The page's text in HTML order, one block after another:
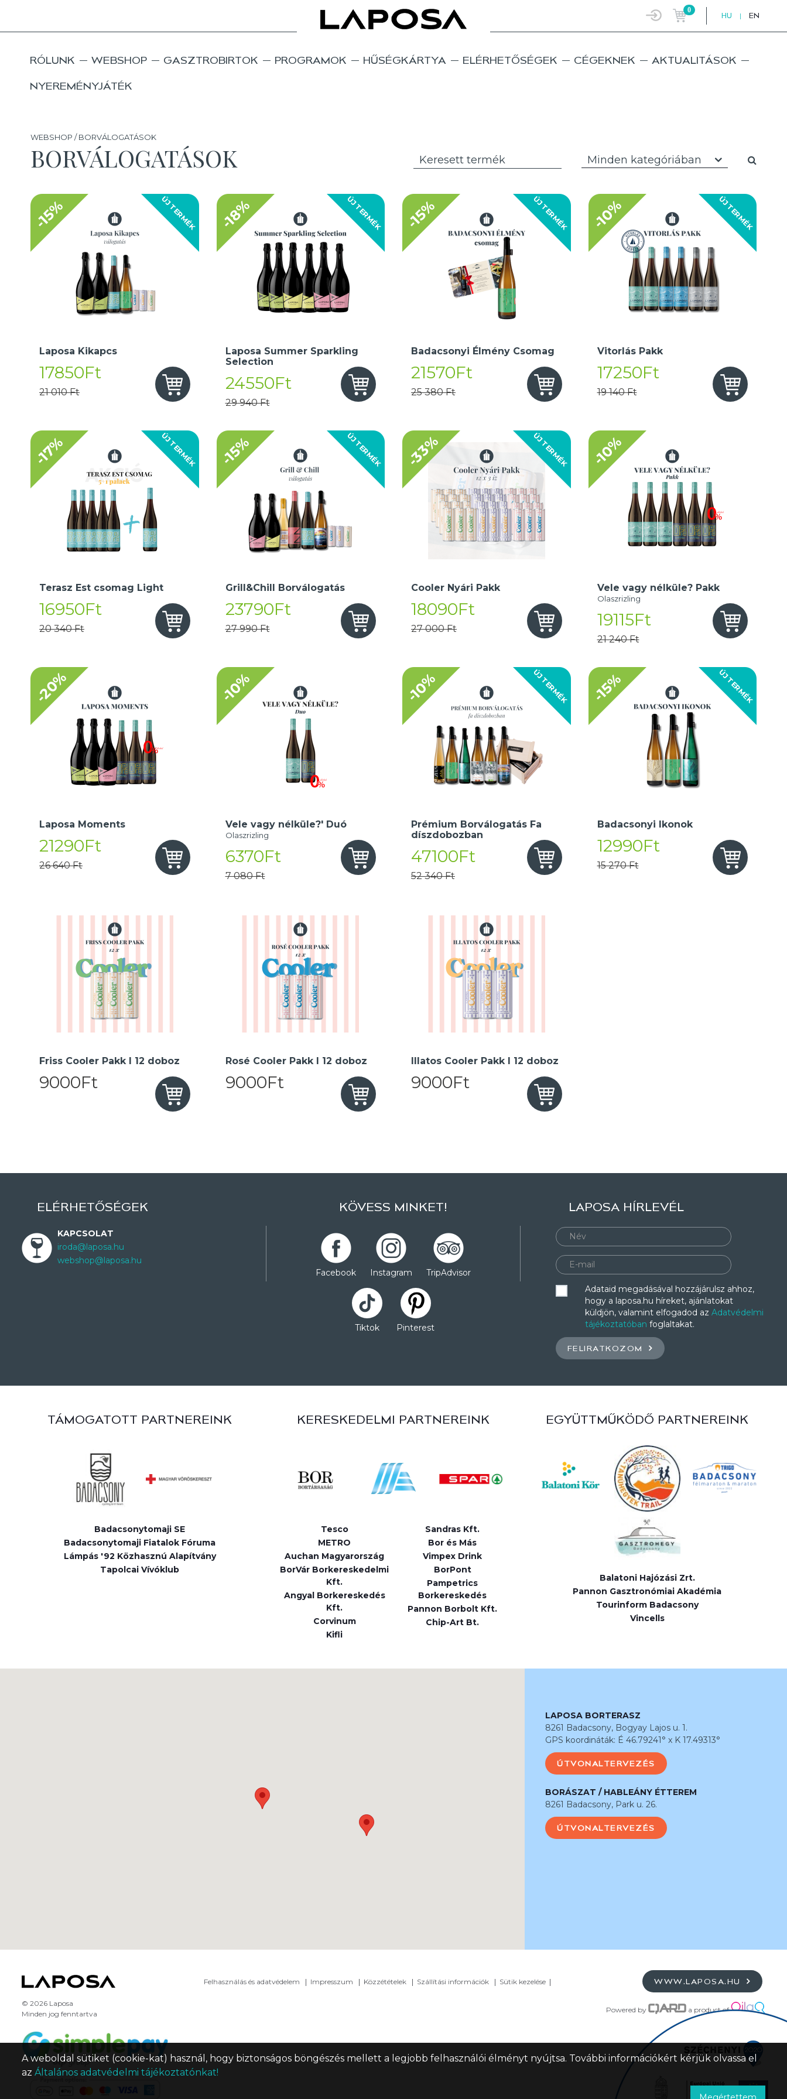
0
HU | EN
RÓLUNK WEBSHOP GASZTROBIRTOK PROGRAMOK HŰSÉGKÁRTYA ELÉRHETŐSÉGEK CÉGEKNEK AKTUALITÁSOK
NYEREMÉNYJÁTÉK
WEBSHOP / BORVÁLOGATÁSOK
BORVÁLOGATÁSOK Minden kategóriában
ÚJ TERMÉK
-15%
Laposa Kikapcs
17850Ft
21 010 Ft
ÚJ TERMÉK
-18%
Laposa Summer Sparkling
Selection
24550Ft
29 940 Ft
ÚJ TERMÉK
-15%
Badacsonyi Élmény Csomag
21570Ft
25 380 Ft
ÚJ TERMÉK
-10%
Vitorlás Pakk
17250Ft
19 140 Ft
ÚJ TERMÉK
-17%
Terasz Est csomag Light
16950Ft
20 340 Ft
ÚJ TERMÉK
-15%
Grill&Chill Borválogatás
23790Ft
27 990 Ft
ÚJ TERMÉK
-33%
Cooler Nyári Pakk
18090Ft
27 000 Ft
-10%
Vele vagy nélküle? Pakk
Olaszrizling
19115Ft
21 240 Ft
-20%
Laposa Moments
21290Ft
26 640 Ft
-10%
Vele vagy nélküle?' Duó
Olaszrizling
6370Ft
7 080 Ft
ÚJ TERMÉK
-10%
Prémium Borválogatás Fa
díszdobozban
47100Ft
52 340 Ft
ÚJ TERMÉK
-15%
Badacsonyi Ikonok
12990Ft
15 270 Ft
Friss Cooler Pakk I 12 doboz
9000Ft
Rosé Cooler Pakk I 12 doboz
9000Ft
Illatos Cooler Pakk I 12 doboz
9000Ft
ELÉRHETŐSÉGEK
KAPCSOLAT
iroda@laposa.hu
webshop@laposa.hu
KÖVESS MINKET!
Facebook Instagram TripAdvisor
Tiktok Pinterest
LAPOSA HÍRLEVÉL
Adataid megadásával hozzájárulsz ahhoz,
hogy a laposa.hu híreket, ajánlatokat
küldjön, valamint elfogadod az Adatvédelmi
tájékoztatóban foglaltakat.
FELIRATKOZOM
TÁMOGATOTT PARTNEREINK
Badacsonytomaji SE
Badacsonytomaji Fiatalok Fóruma
Lámpás '92 Közhasznú Alapítvány
Tapolcai Vívóklub
KERESKEDELMI PARTNEREINK
Tesco
METRO
Auchan Magyarország
BorVár Borkereskedelmi
Kft.
Angyal Borkereskedés
Kft.
Corvinum
Kifli
Sandras Kft.
Bor és Más
Vimpex Drink
BorPont
Pampetrics
Borkereskedés
Pannon Borbolt Kft.
Chip-Art Bt.
EGYÜTTMŰKÖDŐ PARTNEREINK
Balatoni Hajózási Zrt.
Pannon Gasztronómiai Akadémia
Tourinform Badacsony
Vincells
LAPOSA BORTERASZ
8261 Badacsony, Bogyay Lajos u. 1.
GPS koordináták: É 46.79241° x K 17.49313°
ÚTVONALTERVEZÉS
BORÁSZAT / HABLEÁNY ÉTTEREM
8261 Badacsony, Park u. 26.
ÚTVONALTERVEZÉS
Felhasználás és adatvédelem Impresszum Közzétételek Szállítási információk Sütik kezelése WWW.LAPOSA.HU
© 2026 Laposa
Minden jog fenntartva
Powered by a product of
A weboldal sütiket (cookie-kat) használ, hogy biztonságos böngészés mellett a legjobb felhasználói élményt nyújtsa. További információkért kérjük olvassa el
az Általános adatvédelmi tájékoztatónkat!